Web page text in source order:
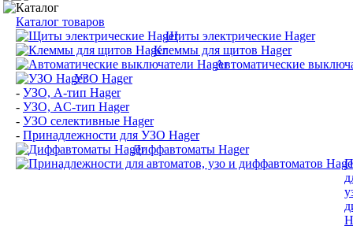
Каталог
Каталог товаров
Щиты электрические Hager
Клеммы для щитов Hager
Автоматические
УЗО Hager
- УЗО, A-тип Hager
- УЗО, AС-тип Hager
- УЗО селективные Hager
- Принадлежности для УЗО Hager
Диффавтоматы Hager